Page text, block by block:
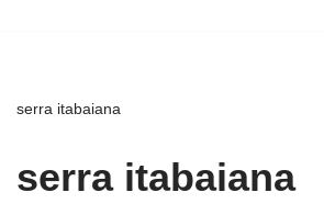
serra itabaiana
serra itabaiana